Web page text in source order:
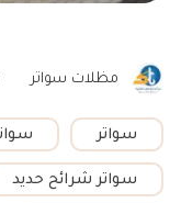
مظلات سواتر
سواتر
سواتر شرائح حديد